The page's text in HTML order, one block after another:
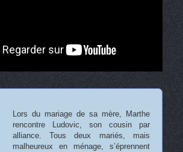
Lors du mariage de sa mère, Marthe
rencontre Ludovic, son cousin par
alliance. Tous deux mariés, mais
malheureux en ménage, s’éprennent